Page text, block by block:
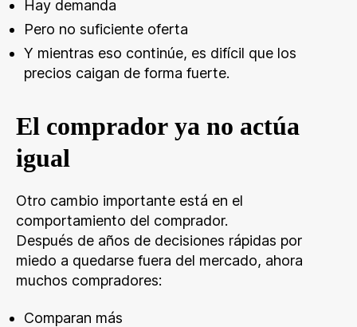
Hay demanda
Pero no suficiente oferta
Y mientras eso continúe, es difícil que los
precios caigan de forma fuerte.
El comprador ya no actúa
igual
Otro cambio importante está en el
comportamiento del comprador.
Después de años de decisiones rápidas por
miedo a quedarse fuera del mercado, ahora
muchos compradores:
Comparan más